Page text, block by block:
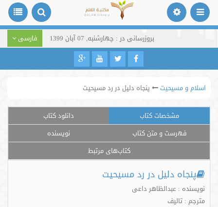
بروزرسانی در : چهارشنبه, 07 آبان 1399 فارسی
اسلام و مسیحیت پنجاه دلیل در رد مسیحیت
مشخصات کتاب
دانلود کتاب
فهرست و متن کتاب
نویسنده
کتاب‌های مرتبط
پنجاه دلیل در رد مسیحیت
نویسنده : عبدالظاهر داعی
مترجم : تالیف